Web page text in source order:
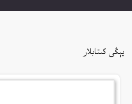
يېڭى كىتابلار